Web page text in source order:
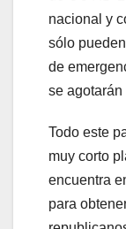
nacional y
sólo
de
se
Todo este
muy corto
encuentra
para